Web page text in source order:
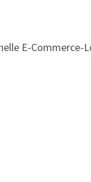
E-Commerce-